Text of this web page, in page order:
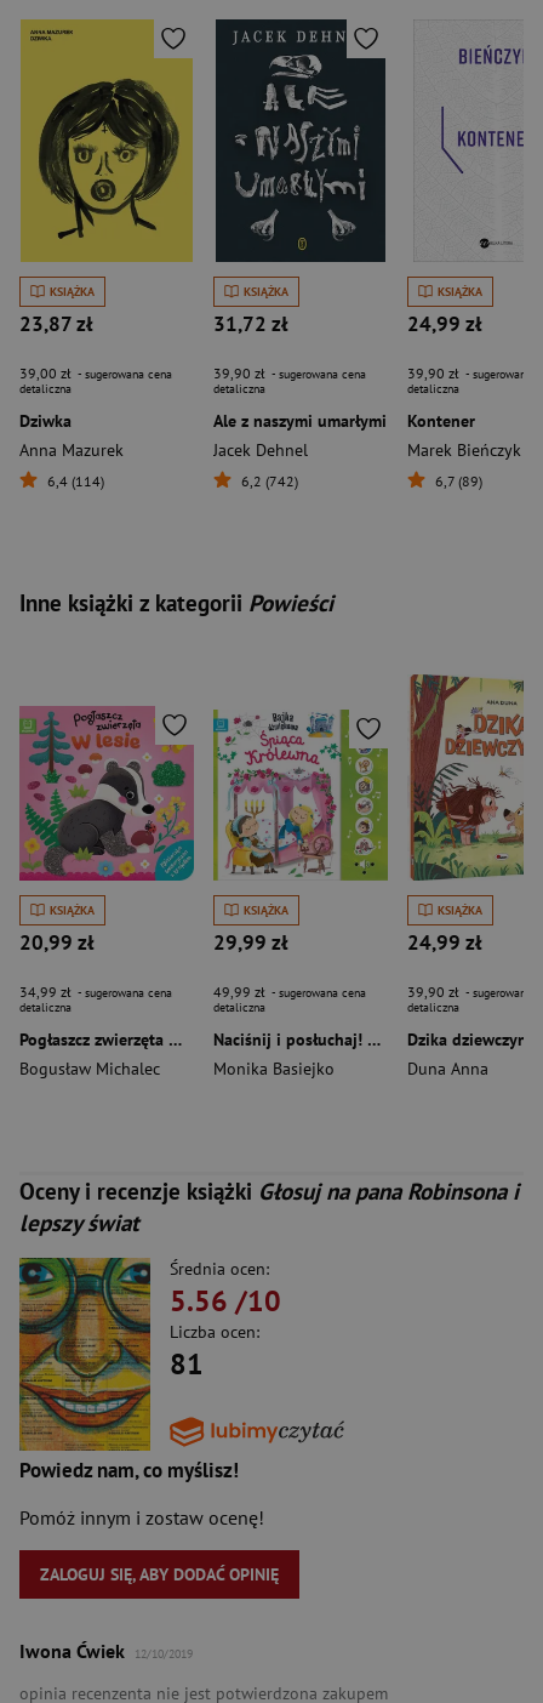
KSIĄŻKA
23,87 zł
39,00 zł - sugerowana cena
detaliczna
Dziwka
Anna Mazurek
6,4 (114)
KSIĄŻKA
31,72 zł
39,90 zł - sugerowana cena
detaliczna
Ale z naszymi umarłymi
Jacek Dehnel
6,2 (742)
KSIĄŻKA
24,99 zł
39,90 zł - sugerowana
detaliczna
Kontener
Marek Bieńczyk
6,7 (89)
Inne książki z kategorii Powieści
KSIĄŻKA
20,99 zł
34,99 zł - sugerowana cena
detaliczna
Pogłaszcz zwierzęta W lesie. Książeczka sensoryczna z brokatem
Bogusław Michalec
KSIĄŻKA
29,99 zł
49,99 zł - sugerowana cena
detaliczna
Naciśnij i posłuchaj! Bajka dźwiękowa. Śpiąca królewna
Monika Basiejko
KSIĄŻKA
24,99 zł
39,90 zł - sugerowana
detaliczna
Dzika dziewczynka
Duna Anna
Oceny i recenzje książki Głosuj na pana Robinsona i
lepszy świat
Średnia ocen:
5.56 /10
Liczba ocen:
81
Powiedz nam, co myślisz!
Pomóż innym i zostaw ocenę!
ZALOGUJ SIĘ, ABY DODAĆ OPINIĘ
Iwona Ćwiek 12/10/2019
opinia recenzenta nie jest potwierdzona zakupem